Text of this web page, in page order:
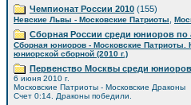
Чемпионат России 2010 (155)
Невские Львы - Московские Патриоты
Сборная России среди юниоров по
Сборная юниоров - Московские Патриоты.
юниорской сборной (2010 г.)
Первенство Москвы среди юниоров
6 июня 2010 г.
Московские Патриоты - Московские Драконы
Счет 0:14. Драконы победили.